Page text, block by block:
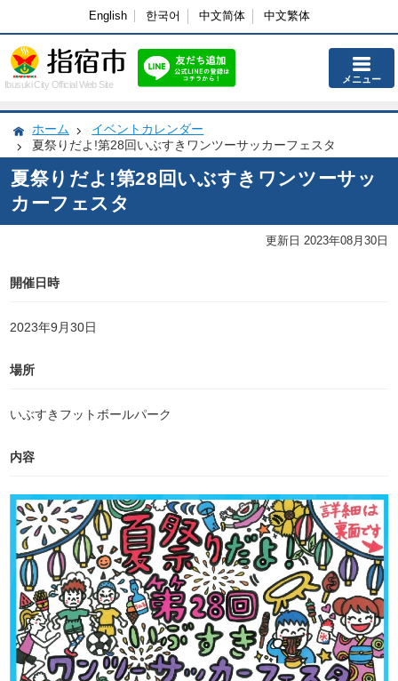
English 한국어 中文简体 中文繁体
Ibusuki City Official Web Site メニュー
ホーム
イベントカレンダー
夏祭りだよ!第28回いぶすきワンツーサッカーフェスタ
夏祭りだよ!第28回いぶすきワンツーサッ
カーフェスタ
更新日 2023年08月30日
開催日時
2023年9月30日
場所
いぶすきフットボールパーク
内容